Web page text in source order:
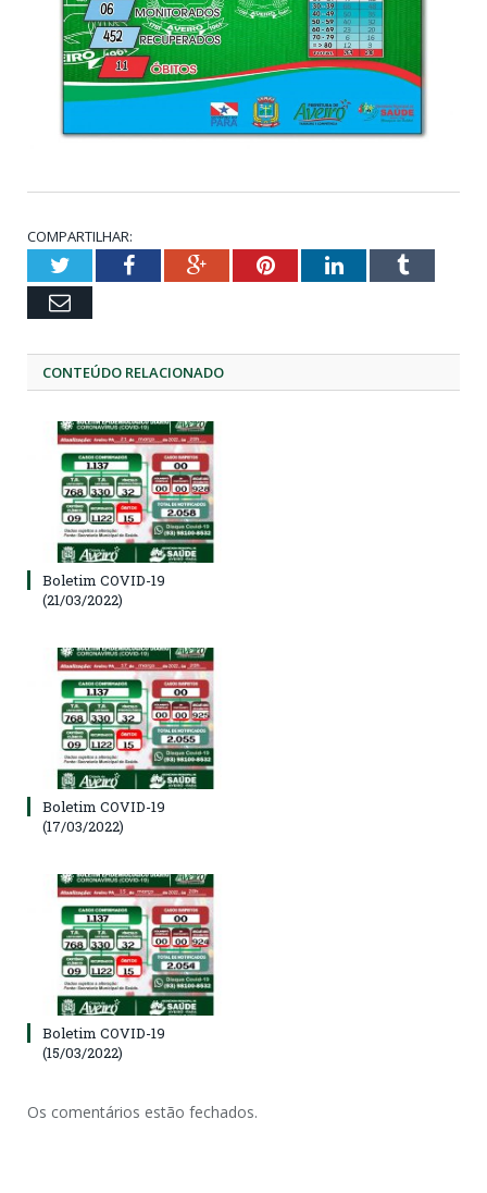
COMPARTILHAR:
TwitterFacebookGoogle+PinterestLinkedInTumblr
Email
CONTEÚDO RELACIONADO
Boletim COVID-19
(21/03/2022)
Boletim COVID-19
(17/03/2022)
Boletim COVID-19
(15/03/2022)
Os comentários estão fechados.